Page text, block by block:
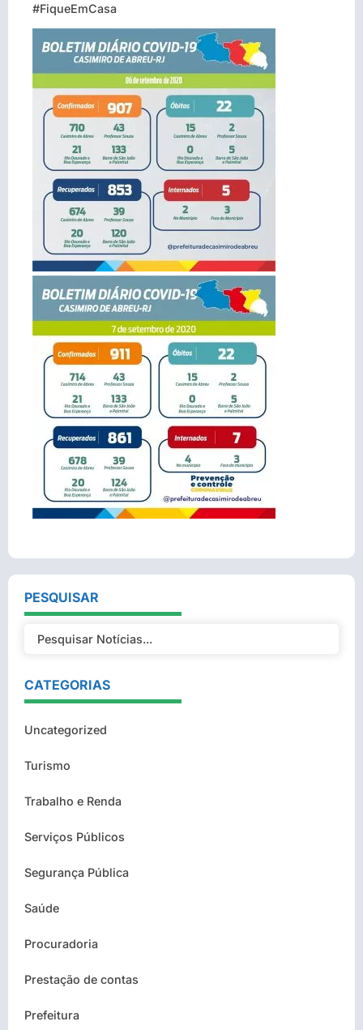
#FiqueEmCasa
PESQUISAR
CATEGORIAS
Uncategorized
Turismo
Trabalho e Renda
Serviços Públicos
Segurança Pública
Saúde
Procuradoria
Prestação de contas
Prefeitura